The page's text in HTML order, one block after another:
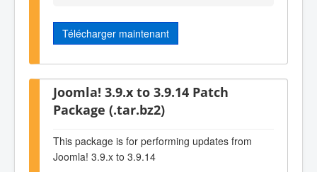
Télécharger maintenant
Joomla! 3.9.x to 3.9.14 Patch
Package (.tar.bz2)
This package is for performing updates from
Joomla! 3.9.x to 3.9.14